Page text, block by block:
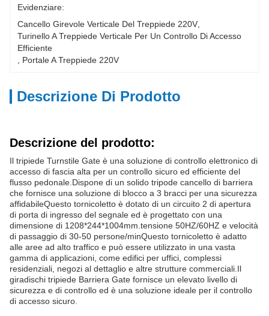
Evidenziare:
Cancello Girevole Verticale Del Treppiede 220V
Turinello A Treppiede Verticale Per Un Controllo Di Accesso
Efficiente
Portale A Treppiede 220V
Descrizione Di Prodotto
Descrizione del prodotto:
Il tripiede Turnstile Gate è una soluzione di controllo elettronico di
accesso di fascia alta per un controllo sicuro ed efficiente del
flusso pedonale.Dispone di un solido tripode cancello di barriera
che fornisce una soluzione di blocco a 3 bracci per una sicurezza
affidabileQuesto tornicoletto è dotato di un circuito 2 di apertura
di porta di ingresso del segnale ed è progettato con una
dimensione di 1208*244*1004mm.tensione 50HZ/60HZ e velocità
di passaggio di 30-50 persone/minQuesto tornicoletto è adatto
alle aree ad alto traffico e può essere utilizzato in una vasta
gamma di applicazioni, come edifici per uffici, complessi
residenziali, negozi al dettaglio e altre strutture commerciali.Il
giradischi tripiede Barriera Gate fornisce un elevato livello di
sicurezza e di controllo ed è una soluzione ideale per il controllo
di accesso sicuro.